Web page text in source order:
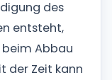
des
entsteht,
Abbau
der Zeit kann